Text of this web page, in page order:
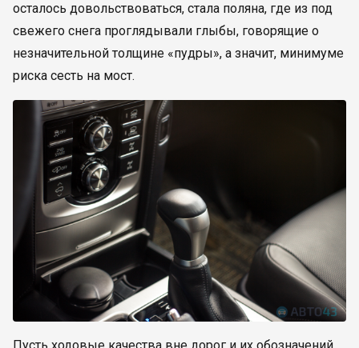
осталось довольствоваться, стала поляна, где из под
свежего снега проглядывали глыбы, говорящие о
незначительной толщине «пудры», а значит, минимуме
риска сесть на мост.